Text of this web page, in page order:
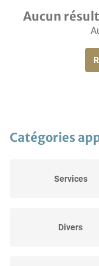
Aucun
Catégories
Services
Divers